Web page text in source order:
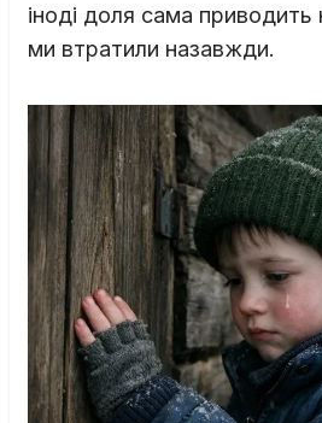
іноді доля сама приводить
ми втратили назавжди.